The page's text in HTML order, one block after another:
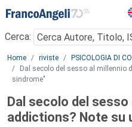
Menu
Cerca:
Main content
Home riviste PSICOLOGIA DI
Dal secolo del sesso al millennio
sindrome"
Dal secolo del
addictions? Note su